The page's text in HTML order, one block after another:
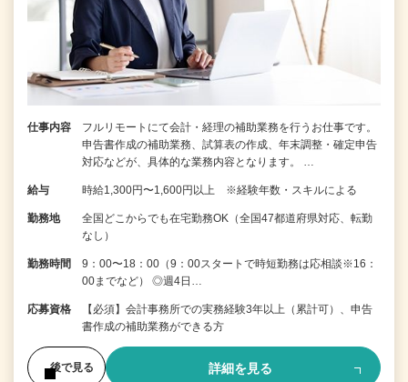
仕事内容
フルリモートにて会計・経理の補助業務を行うお仕事です。
申告書作成の補助業務、試算表の作成、年末調整・確定申告
対応などが、具体的な業務内容となります。 …
給与 時給1,300円〜1,600円以上 ※経験年数・スキルによる
勤務地
全国どこからでも在宅勤務OK（全国47都道府県対応、転勤
なし）
勤務時間
9：00〜18：00（9：00スタートで時短勤務は応相談※16：
00までなど） ◎週4日…
応募資格
【必須】会計事務所での実務経験3年以上（累計可）、申告
書作成の補助業務ができる方
後で見る 詳細を見る